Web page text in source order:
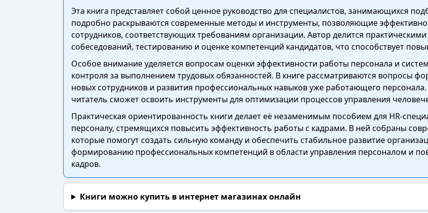
Эта книга представляет собой ценное руководство для специалистов, занимающихся
подробно раскрываются современные методы и инструменты, позволяющие
сотрудников, соответствующих требованиям организации. Автор делится
собеседований, тестированию и оценке компетенций кандидатов, что способствует
Особое внимание уделяется вопросам оценки эффективности работы персонала и
контроля за выполнением трудовых обязанностей. В книге рассматриваются вопросы
новых сотрудников и развития профессиональных навыков уже работающего персонала.
читатель сможет освоить инструменты для оптимизации процессов управления
Практическая ориентированность книги делает её незаменимым пособием для HR-
персоналу, стремящихся повысить эффективность работы с кадрами. В ней собраны
которые помогут создать сильную команду и обеспечить стабильное развитие
формированию профессиональных компетенций в области управления персоналом и
кадров.
Книги можно купить в интернет магазинах онлайн